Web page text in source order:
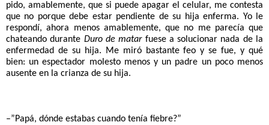
pido, amablemente, que si puede apagar el celular, me contesta
que no porque debe estar pendiente de su hija enferma. Yo le
respondí, ahora menos amablemente, que no me parecía que
chateando durante Duro de matar fuese a solucionar nada de la
enfermedad de su hija. Me miró bastante feo y se fue, y qué
bien: un espectador molesto menos y un padre un poco menos
ausente en la crianza de su hija.
–”Papá, dónde estabas cuando tenía fiebre?”